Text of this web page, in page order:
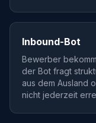
Inbound-Bot
Bewerber
der Bot fragt
aus dem Ausland
nicht jederzeit